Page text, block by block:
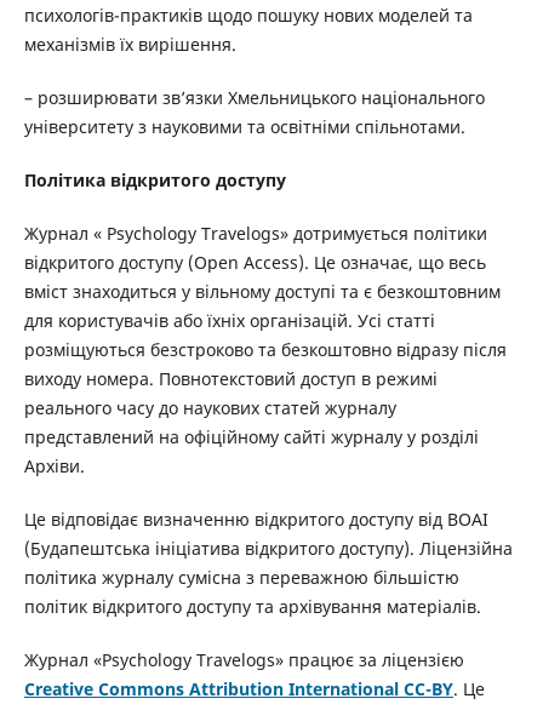
психологів-практиків щодо пошуку нових моделей та
механізмів їх вирішення.
– розширювати зв’язки Хмельницького національного
університету з науковими та освітніми спільнотами.
Політика відкритого доступу
Журнал « Psyсhology Travelogs» дотримується політики
відкритого доступу (Open Access). Це означає, що весь
вміст знаходиться у вільному доступі та є безкоштовним
для користувачів або їхніх організацій. Усі статті
розміщуються безстроково та безкоштовно відразу після
виходу номера. Повнотекстовий доступ в режимі
реального часу до наукових статей журналу
представлений на офіційному сайті журналу у розділі
Архіви.
Це відповідає визначенню відкритого доступу від BOAI
(Будапештська ініціатива відкритого доступу). Ліцензійна
політика журналу сумісна з переважною більшістю
політик відкритого доступу та архівування матеріалів.
Журнал «Psyсhology Travelogs» працює за ліцензією
Creative Commons Attribution International CC-BY. Це